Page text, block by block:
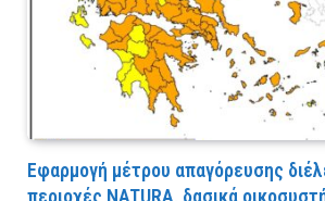
Εφαρμογή μέτρου απαγόρευσης
περιοχές NATURA, δασικά